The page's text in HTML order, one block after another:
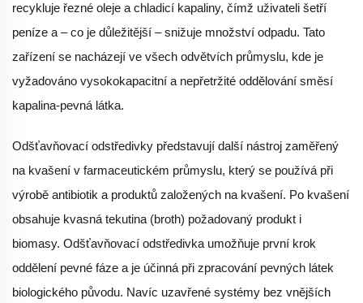
recykluje řezné oleje a chladicí kapaliny, čímž uživateli šetří
peníze a – co je důležitější – snižuje množství odpadu. Tato
zařízení se nacházejí ve všech odvětvích průmyslu, kde je
vyžadováno vysokokapacitní a nepřetržité oddělování směsí
kapalina-pevná látka.
Odšťavňovací odstředivky představují další nástroj zaměřený
na kvašení v farmaceutickém průmyslu, který se používá při
výrobě antibiotik a produktů založených na kvašení. Po kvašení
obsahuje kvasná tekutina (broth) požadovaný produkt i
biomasy. Odšťavňovací odstředivka umožňuje první krok
oddělení pevné fáze a je účinná při zpracování pevných látek
biologického původu. Navíc uzavřené systémy bez vnějších